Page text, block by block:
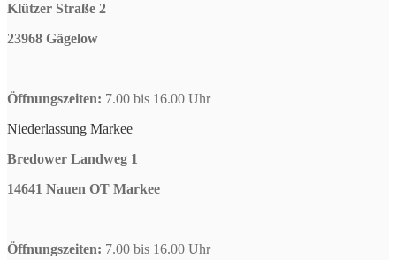
Klützer Straße 2
23968 Gägelow
Öffnungszeiten: 7.00 bis 16.00 Uhr
Niederlassung Markee
Bredower Landweg 1
14641 Nauen OT Markee
Öffnungszeiten: 7.00 bis 16.00 Uhr